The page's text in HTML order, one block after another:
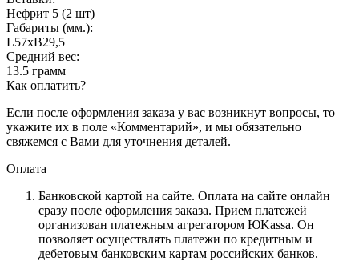
Нефрит 5 (2 шт)
Габариты (мм.):
L57хB29,5
Средний вес:
13.5 грамм
Как оплатить?
Если после оформления заказа у вас возникнут вопросы, то
укажите их в поле «Комментарий», и мы обязательно
свяжемся с Вами для уточнения деталей.
Оплата
Банковской картой на сайте. Оплата на сайте онлайн
сразу после оформления заказа. Прием платежей
организован платежным агрегатором ЮKassa. Он
позволяет осуществлять платежи по кредитным и
дебетовым банковским картам российских банков.